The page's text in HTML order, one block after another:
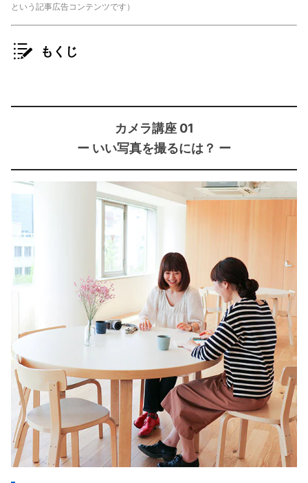
という記事広告コンテンツです）
もくじ
カメラ講座 01
ー いい写真を撮るには？ ー